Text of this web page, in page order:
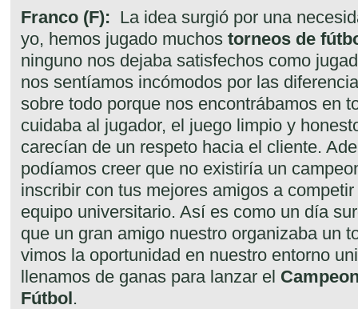
Franco (F): La idea surgió por una
yo, hemos jugado muchos torneos de
ninguno nos dejaba satisfechos como
nos sentíamos incómodos por las
sobre todo porque nos encontrábamos en
cuidaba al jugador, el juego limpio y
carecían de un respeto hacia el cliente.
podíamos creer que no existiría un
inscribir con tus mejores amigos a
equipo universitario. Así es como un día
que un gran amigo nuestro organizaba un
vimos la oportunidad en nuestro entorno
llenamos de ganas para lanzar el
Fútbol.